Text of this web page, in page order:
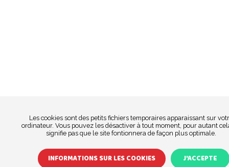
Les cookies sont des petits fichiers temporaires apparaissant sur
ordinateur. Vous pouvez les désactiver à tout moment, pour autant
signifie pas que le site fontionnera de façon plus optimale.
INFORMATIONS SUR LES COOKIES J'ACCEPTE